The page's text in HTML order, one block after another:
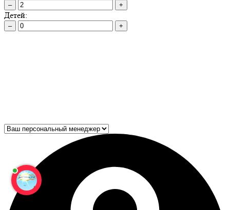
– +
Детей:
– +